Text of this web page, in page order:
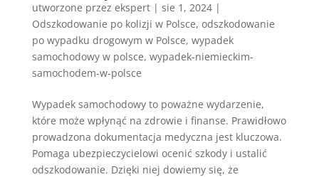
utworzone przez ekspert| sie 1, 2024|
Odszkodowanie po kolizji w Polsce, odszkodowanie
po wypadku drogowym w Polsce, wypadek
samochodowy w polsce, wypadek-niemieckim-
samochodem-w-polsce
Wypadek samochodowy to poważne wydarzenie,
które może wpłynąć na zdrowie i finanse. Prawidłowo
prowadzona dokumentacja medyczna jest kluczowa.
Pomaga ubezpieczycielowi ocenić szkody i ustalić
odszkodowanie. Dzięki niej dowiemy się, że